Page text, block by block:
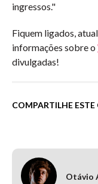
ingressos."
Fiquem ligados,
informações sobre o
divulgadas!
COMPARTILHE
Otávio